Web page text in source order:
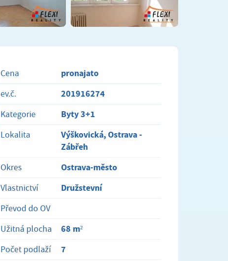
Cena pronajato
ev.č. 201916274
Kategorie Byty 3+1
Lokalita
Výškovická, Ostrava -
Zábřeh
Okres Ostrava-město
Vlastnictví Družstevní
Převod do OV
Užitná plocha
68 m²
Počet podlaží 7